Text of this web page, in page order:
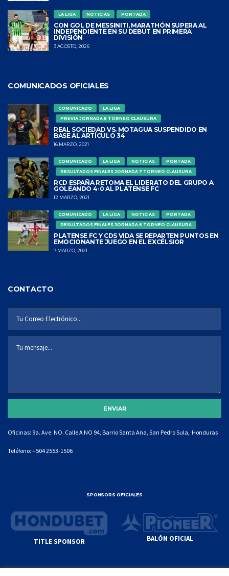
LA LIGA NOTICIAS PORTADA
CON GOL DE MESSINITI, MARATHÓN SUPERA AL
INDEPENDIENTE EN SU DEBUT EN PRIMERA
DIVISIÓN
3 AGOSTO, 2026
COMUNICADOS OFICIALES
COMUNICADO
LA LIGA
PREVIA JORNADA 8 TORNEO CLAUSURA
REAL SOCIEDAD VS. MOTAGUA SUSPENDIDO EN
BASE AL ARTÍCULO 34
16 MARZO, 2021
COMUNICADO LA LIGA NOTICIAS
PORTADA
RESULTADOS FINALES JORNADA 7 TORNEO CLAUSURA
RCD ESPAÑA RETOMA EL LIDERATO DEL GRUPO A
GOLEANDO 4-0 AL PLATENSE FC
12 MARZO, 2021
COMUNICADO LA LIGA NOTICIAS
PORTADA
RESULTADOS FINALES JORNADA 6 TORNEO CLAUSURA
PLATENSE FC Y CDS VIDA SE REPARTEN PUNTOS EN
EMOCIONANTE JUEGO EN EL EXCÉLSIOR
7 MARZO, 2021
CONTACTO
Oficinas: 9a. Ave. NO. Calle A NO 94, Barrio Santa Ana, San Pedro Sula, Honduras
Teléfono: +504 2553-1506
SPONSORS OFICIALES
TITLE SPONSOR BALÓN OFICIAL